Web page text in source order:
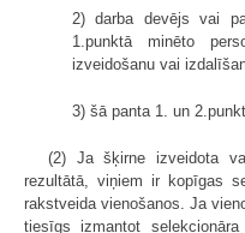
2) darba devējs vai
1.punktā minēto
izveidošanu vai
3) šā panta 1. un
(2) Ja šķirne izveidota
rezultātā, viņiem ir kopīgas
rakstveida vienošanos. Ja
tiesīgs izmantot